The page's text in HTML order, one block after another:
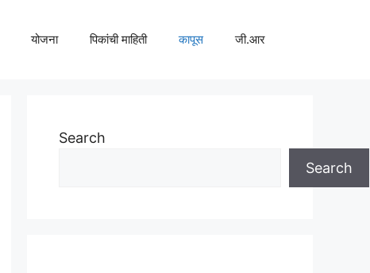
योजना पिकांची माहिती कापूस जी.आर
Search
Search